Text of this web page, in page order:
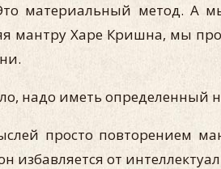
материальный метод.
мантру Харе Кришна, мы
надо иметь определенный
просто повторением
от